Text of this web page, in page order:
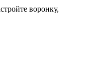
воронку,